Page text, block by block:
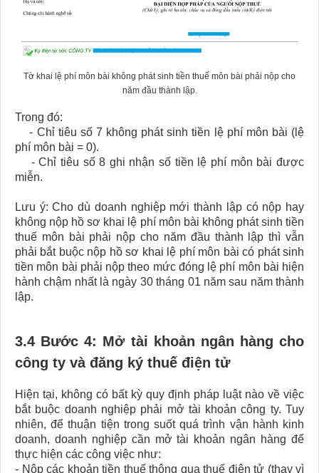
Tờ khai lệ phí môn bài không phát sinh tiền thuế môn bài phải nộp cho
năm đầu thành lập.
Trong đó:
- Chỉ tiêu số 7 không phát sinh tiền lệ phí môn bài (lệ
phí môn bài = 0).
- Chỉ tiêu số 8 ghi nhận số tiền lệ phí môn bài được
miễn.
Lưu ý: Cho dù doanh nghiệp mới thành lập có nộp hay
không nộp hồ sơ khai lệ phí môn bài không phát sinh tiền
thuế môn bài phải nộp cho năm đầu thành lập thì vẫn
phải bắt buộc nộp hồ sơ khai lệ phí môn bài có phát sinh
tiền môn bài phải nộp theo mức đóng lệ phí môn bài hiện
hành chậm nhất là ngày 30 tháng 01 năm sau năm thành
lập.
3.4 Bước 4: Mở tài khoản ngân hàng cho
công ty và đăng ký thuế điện tử
Hiện tại, không có bất kỳ quy định pháp luật nào về việc
bắt buộc doanh nghiệp phải mở tài khoản công ty. Tuy
nhiên, để thuận tiện trong suốt quá trình vận hành kinh
doanh, doanh nghiệp cần mở tài khoản ngân hàng để
thực hiện các công việc như:
- Nộp các khoản tiền thuế thông qua thuế điện tử (thay vì